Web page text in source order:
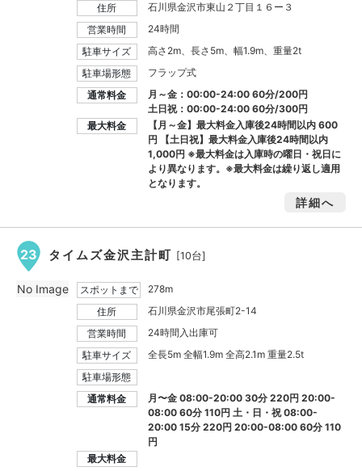
住所
石川県金沢市東山２丁目１６ー３
営業時間
24時間
駐車サイズ
高さ2m、長さ5m、幅1.9m、重量2t
駐車場形態
フラップ式
通常料金
月～金：00:00-24:00 60分/200円
土日祝：00:00-24:00 60分/300円
最大料金
【月～金】最大料金入庫後24時間以内600
円
【土日祝】最大料金入庫後24時間以内
1,000円 ※最大料金は入庫時の曜日・祝日に
より異なります。※最大料金は繰り返し適用
となります。
詳細へ
23 タイムズ金沢主計町 [10台]
スポットまで
278m
住所
石川県金沢市尾張町2-14
営業時間
24時間入出庫可
駐車サイズ
全長5m 全幅1.9m 全高2.1m 重量2.5t
駐車場形態
通常料金
月〜金 08:00-20:00 30分 220円 20:00-
08:00 60分 110円 土・日・祝 08:00-
20:00 15分 220円 20:00-08:00 60分 110
円
最大料金
No Image